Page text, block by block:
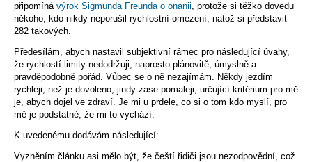
připomíná výrok Sigmunda Freunda o onanii , protože si těžko dovedu
někoho, kdo nikdy neporušil rychlostní omezení, natož si představit
282 takových.
Předesílám, abych nastavil subjektivní rámec pro následující úvahy,
že rychlostí limity nedodržuji, naprosto plánovitě, úmyslně a
pravděpodobně pořád. Vůbec se o ně nezajímám. Někdy jezdím
rychleji, než je dovoleno, jindy zase pomaleji, určující kritérium pro mě
je, abych dojel ve zdraví. Je mi u prdele, co si o tom kdo myslí, pro
mě je podstatné, že mi to vychází.
K uvedenému dodávám následující:
Vyzněním článku asi mělo být, že čeští řidiči jsou nezodpovědní, což